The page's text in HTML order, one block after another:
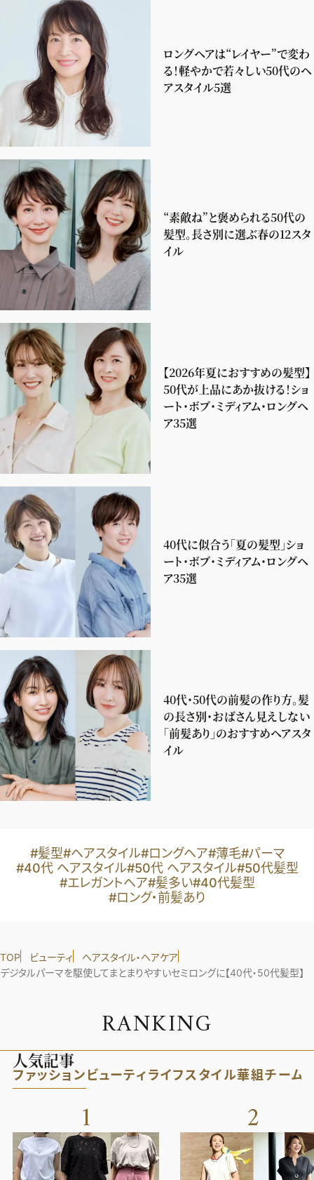
ロングヘアは“レイヤー”で変わ
る！軽やかで若々しい50代のヘ
アスタイル5選
“素敵ね”と褒められる50代の
髪型。長さ別に選ぶ春の12スタ
イル
【2026年夏におすすめの髪型】
50代が上品にあか抜ける！ショ
ート・ボブ・ミディアム・ロングヘ
ア35選
40代に似合う「夏の髪型」ショ
ート・ボブ・ミディアム・ロングヘ
ア35選
40代・50代の前髪の作り方。髪
の長さ別・おばさん見えしない
「前髪あり」のおすすめヘアスタ
イル
#髪型#ヘアスタイル#ロングヘア#薄毛#パーマ
#40代 ヘアスタイル#50代 ヘアスタイル#50代髪型
#エレガントヘア#髪多い#40代髪型
#ロング・前髪あり
TOP ビューティ
ヘアスタイル・ヘアケア
デジタルパーマを駆使してまとまりやすいセミロングに【40代・50代髪型】
RANKING
人気記事
ファッション ビューティライフスタイル華組チーム
1 2